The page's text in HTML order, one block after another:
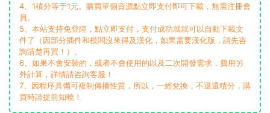
4、1積分等于1元。購買單個資源點立即支付即可下載，無需注冊會
員。
5、本站支持免登陸，點立即支付，支付成功就就可以自動下載文
件了（因部分插件和模闆沒來得及漢化，如果需要漢化版，請先咨
詢清楚再買！）。
6、如果不會安裝的，或者不會使用的以及二次開發需求，費用另
外計算，詳情請咨詢客服！
7、因程序具備可複制傳播性質，所以，一經兌換，不退還積分，購
買時請提前知曉！